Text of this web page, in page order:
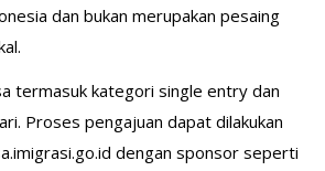
dan bukan merupakan pesaing
termasuk kategori single entry dan
Proses pengajuan dapat dilakukan
dengan sponsor seperti